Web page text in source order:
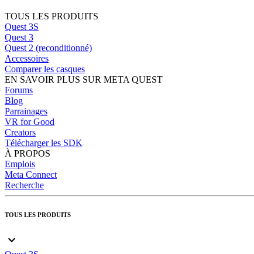
TOUS LES PRODUITS
Quest 3S
Quest 3
Quest 2 (reconditionné)
Accessoires
Comparer les casques
EN SAVOIR PLUS SUR META QUEST
Forums
Blog
Parrainages
VR for Good
Creators
Télécharger les SDK
À PROPOS
Emplois
Meta Connect
Recherche
TOUS LES PRODUITS